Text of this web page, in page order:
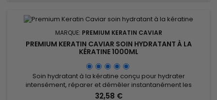
MARQUE: PREMIUM KERATIN CAVIAR
PREMIUM KERATIN CAVIAR SOIN HYDRATANT À LA
KÉRATINE 1000ML
Soin hydratant à la kératine conçu pour hydrater
intensément, réparer et démêler instantanément les
cheveux secs, abîmés, colorés ou sensibilisés. Premium
32,58 €